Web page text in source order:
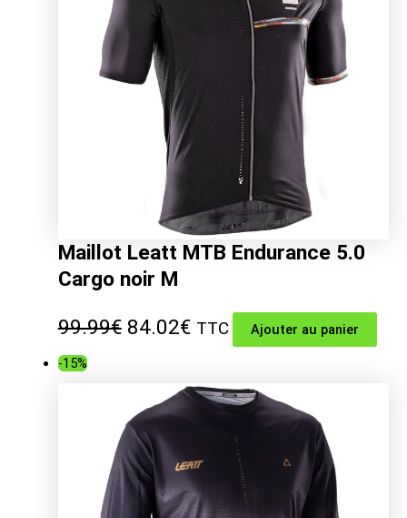
Maillot Leatt MTB Endurance 5.0
Cargo noir M
99.99€ Le
initial
était :
99.99€.
84.02€Le
actuel
84.02€.
TTC Ajouter au panier
-15%